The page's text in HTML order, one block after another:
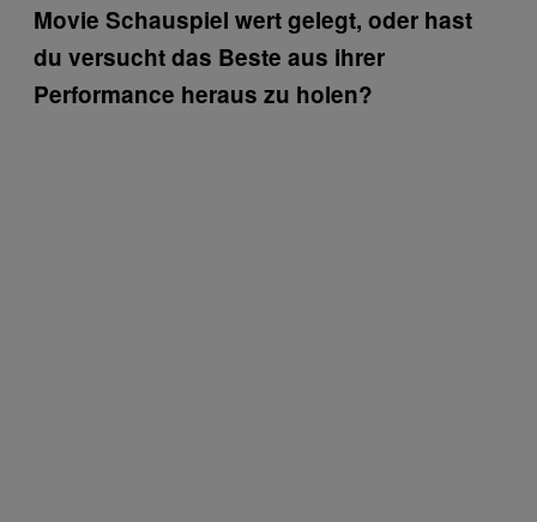
Movie Schauspiel wert gelegt, oder hast
du versucht das Beste aus ihrer
Performance heraus zu holen?